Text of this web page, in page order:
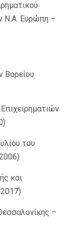
Ν.Α. Ευρώπη –
Βορείου
του
και
–